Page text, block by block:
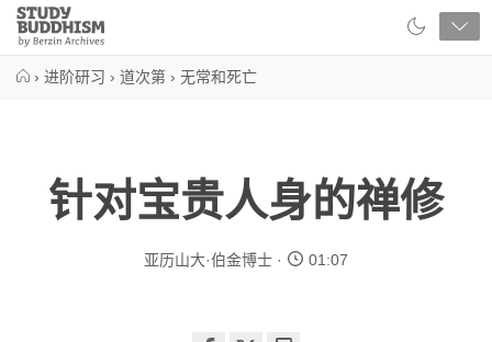
Close
Study
Buddhism
› 进阶研习 › 道次第 › 无常和死亡
针对宝贵人身的禅修
亚历山大·伯金博士 01:07